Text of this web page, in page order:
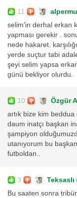
11
selim'in derhal erkan
yapması gerekir .
nede hakaret.
yerde suçtur tabi
şeyi selim yapsa
günü bekliyor olurdu.
10 Özgür
artık bize kim
daum inatçı başkan
şampiyon
utanıyorum bu
futboldan..
3 Teksaslı
Bu saaten sonra